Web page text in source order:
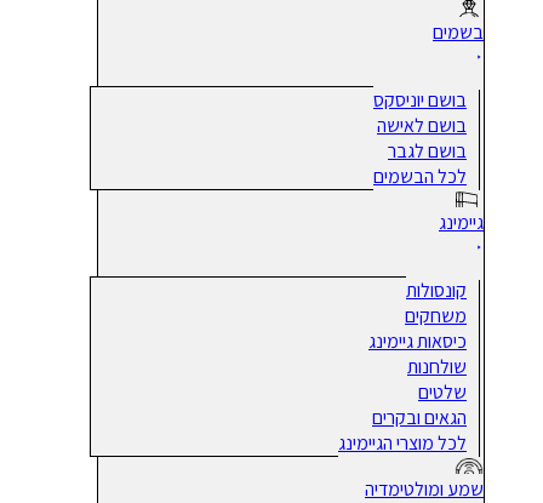
בשמים
בושם יוניסקס
בושם לאישה
בושם לגבר
לכל הבשמים
גיימינג
קונסולות
משחקים
כיסאות גיימינג
שולחנות
שלטים
הגאים ובקרים
לכל מוצרי הגיימינג
שמע ומולטימדיה